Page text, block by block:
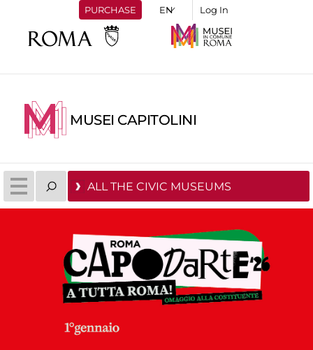
PURCHASE Log In
MUSEI CAPITOLINI
ALL THE CIVIC MUSEUMS